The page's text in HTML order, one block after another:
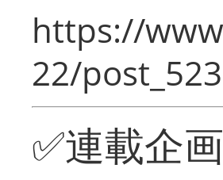
https://
22/
✅連載企画